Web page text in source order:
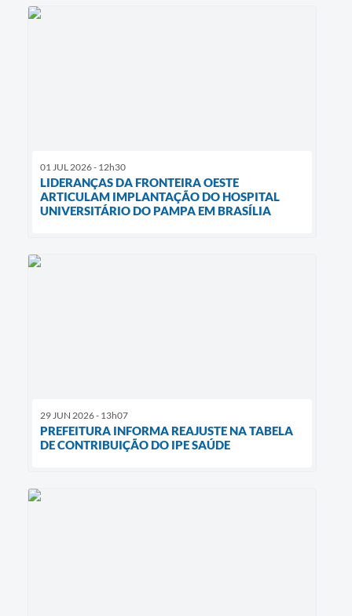
01 JUL 2026 - 12h30
LIDERANÇAS DA FRONTEIRA OESTE
ARTICULAM IMPLANTAÇÃO DO HOSPITAL
UNIVERSITÁRIO DO PAMPA EM BRASÍLIA
29 JUN 2026 - 13h07
PREFEITURA INFORMA REAJUSTE NA TABELA
DE CONTRIBUIÇÃO DO IPE SAÚDE